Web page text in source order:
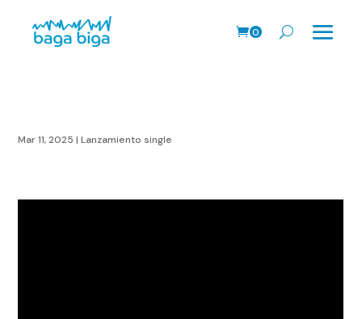
0
Mar 11, 2025 |Lanzamiento single